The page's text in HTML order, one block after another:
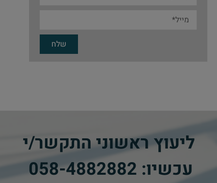
שלח
ליעוץ ראשוני התקשר/י
עכשיו: 058-4882882
​